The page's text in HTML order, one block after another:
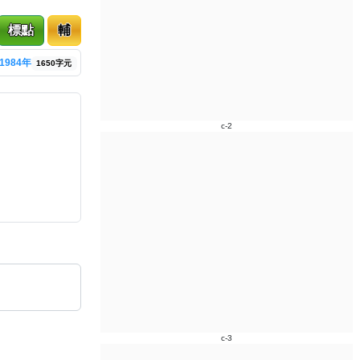
標點 輔
年 1650字元
c-2
c-3